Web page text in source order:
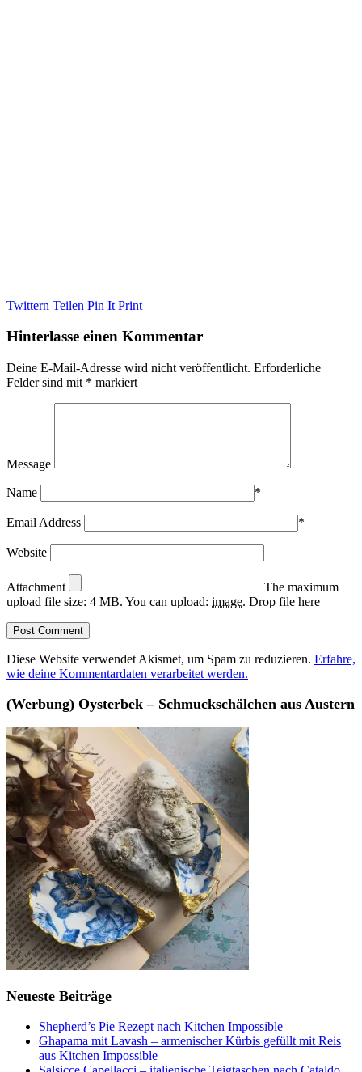
Twittern Teilen Pin It Print
Hinterlasse einen Kommentar
Deine E-Mail-Adresse wird nicht veröffentlicht. Erforderliche
Felder sind mit * markiert
Message
Name *
Email Address *
Website
Attachment
The maximum
upload file size: 4 MB. You can upload: image. Drop file here
Diese Website verwendet Akismet, um Spam zu reduzieren. Erfahre,
wie deine Kommentardaten verarbeitet werden.
(Werbung) Oysterbek – Schmuckschälchen aus Austern
Neueste Beiträge
Shepherd’s Pie Rezept nach Kitchen Impossible
Ghapama mit Lavash – armenischer Kürbis gefüllt mit Reis
aus Kitchen Impossible